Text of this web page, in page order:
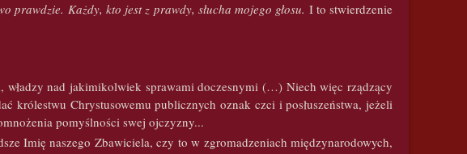
prawdzie. Każdy, kto jest z prawdy, słucha mojego głosu. I to stwierdzenie
władzy nad jakimikolwiek sprawami doczesnymi (…) Niech więc rządzący
królestwu Chrystusowemu publicznych oznak czci i posłuszeństwa, jeżeli
pomyślności swej ojczyzny...
Imię naszego Zbawiciela, czy to w zgromadzeniach międzynarodowych,